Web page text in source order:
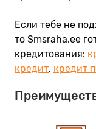
Если тебе не
то Smsraha.ee
кредитования:
кредит, кредит